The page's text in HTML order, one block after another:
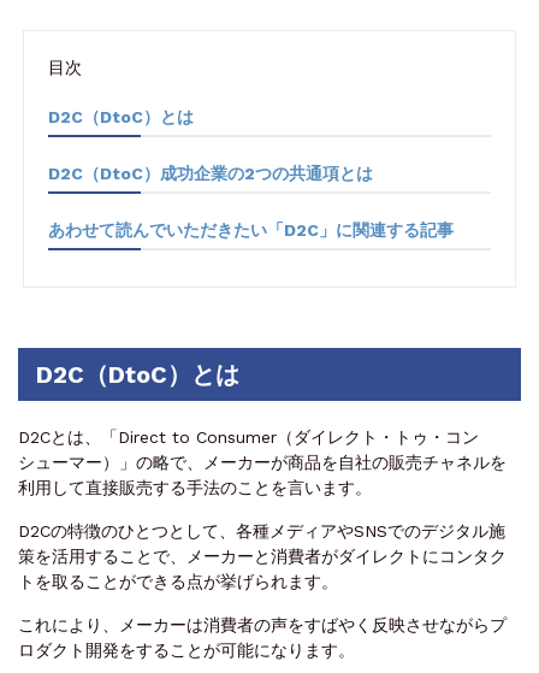
目次
D2C（DtoC）とは
D2C（DtoC）成功企業の2つの共通項とは
あわせて読んでいただきたい「D2C」に関連する記事
D2C（DtoC）とは
D2Cとは、「Direct to Consumer（ダイレクト・トゥ・コン
シューマー）」の略で、メーカーが商品を自社の販売チャネルを
利用して直接販売する手法のことを言います。
D2Cの特徴のひとつとして、各種メディアやSNSでのデジタル施
策を活用することで、メーカーと消費者がダイレクトにコンタク
トを取ることができる点が挙げられます。
これにより、メーカーは消費者の声をすばやく反映させながらプ
ロダクト開発をすることが可能になります。